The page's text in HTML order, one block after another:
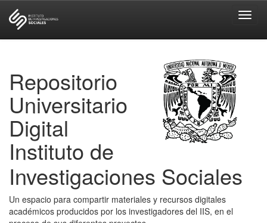
Repositorio
Universitario
Digital
Instituto de
Investigaciones Sociales
Un espacio para compartir materiales y recursos digitales
académicos producidos por los investigadores del IIS, en el